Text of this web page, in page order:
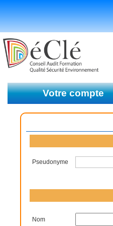
Votre compte
Editer les
Supprimer votre
Pseudonyme
Nom